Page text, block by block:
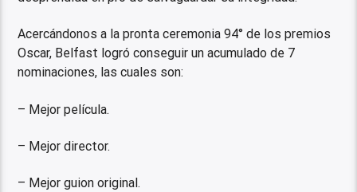
Acercándonos a la pronta ceremonia 94° de los premios
Oscar, Belfast logró conseguir un acumulado de 7
nominaciones, las cuales son:
– Mejor película.
– Mejor director.
– Mejor guion original.